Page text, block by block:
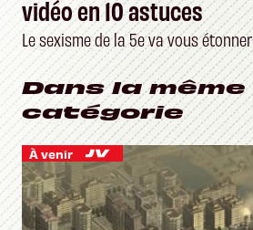
vidéo en 10 astuces
Le sexisme de la 5e va vous étonner
Dans la même
catégorie
À venir